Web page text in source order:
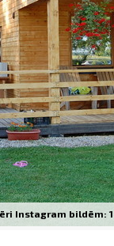
Instagram bildēm: